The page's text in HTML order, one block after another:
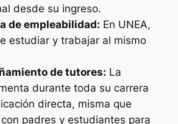
desde su ingreso.
de empleabilidad: En UNEA,
estudiar y trabajar al mismo
de tutores: La
durante toda su carrera
directa, misma que
padres y estudiantes para